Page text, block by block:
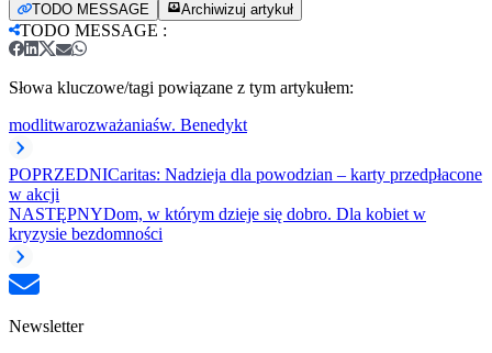
TODO MESSAGE Archiwizuj artykuł
TODO MESSAGE :
Słowa kluczowe/tagi powiązane z tym artykułem:
modlitwarozważaniaśw. Benedykt
POPRZEDNICaritas: Nadzieja dla powodzian – karty przedpłacone
w akcji
NASTĘPNYDom, w którym dzieje się dobro. Dla kobiet w
kryzysie bezdomności
Newsletter